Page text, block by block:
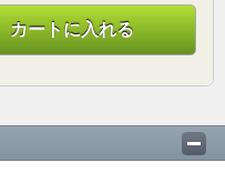
カートに入れる